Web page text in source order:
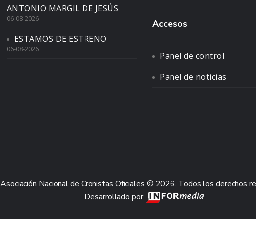
ANTONIO MARGIL DE JESÚS
06-08-2026
ESTAMOS DE ESTRENO
06-08-2026
Accesos
Panel de control
Panel de noticias
Asociación Nacional de Cronistas Oficiales © 2026. Todos los derechos
Desarrollado por